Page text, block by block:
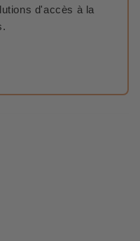
d'accès à la